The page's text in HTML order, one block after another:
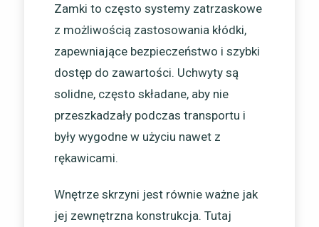
Zamki to często systemy zatrzaskowe
z możliwością zastosowania kłódki,
zapewniające bezpieczeństwo i szybki
dostęp do zawartości. Uchwyty są
solidne, często składane, aby nie
przeszkadzały podczas transportu i
były wygodne w użyciu nawet z
rękawicami.
Wnętrze skrzyni jest równie ważne jak
jej zewnętrzna konstrukcja. Tutaj